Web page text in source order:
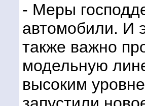
- Меры
автомобили. И
также важно
модельную
высоким